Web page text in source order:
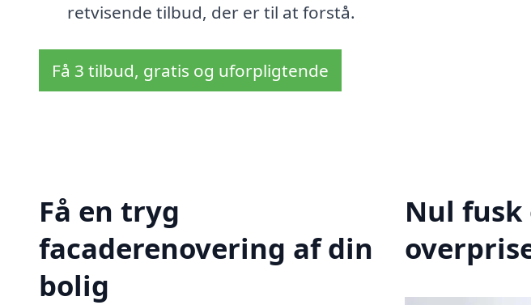
retvisende tilbud, der er til at forstå.
Få 3 tilbud, gratis og uforpligtende
Få en tryg
facaderenovering af din
bolig
Nul fusk